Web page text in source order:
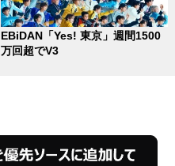
EBiDAN「Yes! 東京」週間1500
万回超でV3